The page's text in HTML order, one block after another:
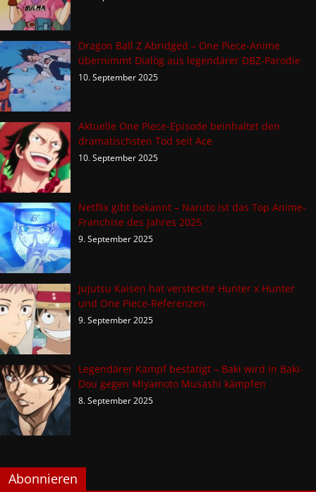
Dragon Ball Z Abridged – One Piece-Anime
übernimmt Dialog aus legendärer DBZ-Parodie
10. September 2025
Aktuelle One Piece-Episode beinhaltet den
dramatischsten Tod seit Ace
10. September 2025
Netflix gibt bekannt – Naruto ist das Top Anime-
Franchise des Jahres 2025
9. September 2025
Jujutsu Kaisen hat versteckte Hunter x Hunter
und One Piece-Referenzen
9. September 2025
Legendärer Kampf bestätigt – Baki wird in Baki-
Dou gegen Miyamoto Musashi kämpfen
8. September 2025
Abonnieren